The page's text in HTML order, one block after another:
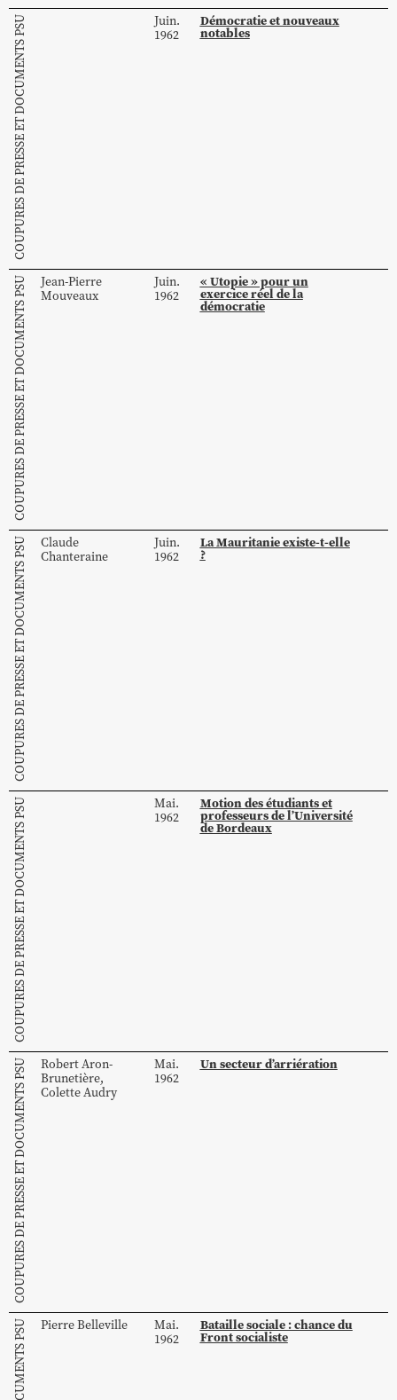
COUPURES DE PRESSE ET DOCUMENTS PSU
Juin.
1962
Démocratie et nouveaux
notables
COUPURES DE PRESSE ET DOCUMENTS PSU
Jean-Pierre
Mouveaux
Juin.
1962
« Utopie » pour un
exercice réel de la
démocratie
COUPURES DE PRESSE ET DOCUMENTS PSU
Claude
Chanteraine
Juin.
1962
La Mauritanie existe-t-elle
?
COUPURES DE PRESSE ET DOCUMENTS PSU
Mai.
1962
Motion des étudiants et
professeurs de l’Université
de Bordeaux
COUPURES DE PRESSE ET DOCUMENTS PSU RobertAron-
Brunetière,
ColetteAudry
Mai.
1962
Un secteur d’arriération
PierreBelleville
Mai.
1962
Bataille sociale : chance du
Front socialiste